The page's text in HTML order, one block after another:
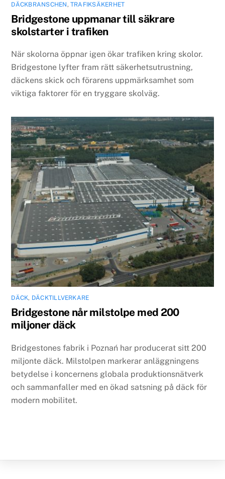
DÄCKBRANSCHEN ,TRAFIKSÄKERHET
Bridgestone uppmanar till säkrare
skolstarter i trafiken
När skolorna öppnar igen ökar trafiken kring skolor.
Bridgestone lyfter fram rätt säkerhetsutrustning,
däckens skick och förarens uppmärksamhet som
viktiga faktorer för en tryggare skolväg.
DÄCK, DÄCKTILLVERKARE
Bridgestone når milstolpe med 200
miljoner däck
Bridgestones fabrik i Poznań har producerat sitt 200
miljonte däck. Milstolpen markerar anläggningens
betydelse i koncernens globala produktionsnätverk
och sammanfaller med en ökad satsning på däck för
modern mobilitet.